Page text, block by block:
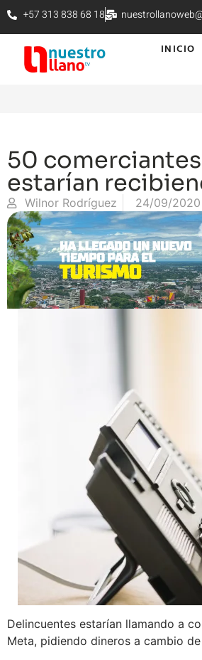
+57 313 838 68 18
INICIO
50 comerciantes
estarían
Wilnor Rodríguez 24/09/2020
Delincuentes estarían llamando a
Meta, pidiendo dineros a cambio